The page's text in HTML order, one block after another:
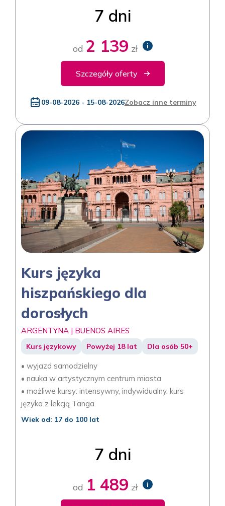
7 dni
od 2 139 zł i
Szczegóły oferty
09-08-2026 - 15-08-2026Zobacz inne terminy
Kurs języka
hiszpańskiego dla
dorosłych
ARGENTYNA | BUENOS AIRES
Kurs językowy Powyżej 18 lat Dla osób 50+
• wyjazd samodzielny
• nauka w artystycznym centrum miasta
• możliwe kursy: intensywny, indywidualny, kurs
języka z lekcją Tanga
Wiek od: 17 do 100 lat
7 dni
od 1 489 zł i